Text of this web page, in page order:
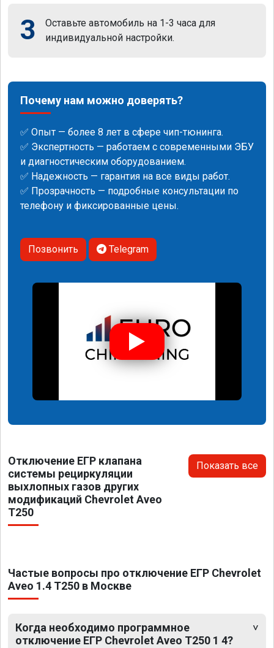
3
Оставьте автомобиль на 1-3 часа для
индивидуальной настройки.
Почему нам можно доверять?
✅ Опыт — более 8 лет в сфере чип-тюнинга.
✅ Экспертность — работаем с современными ЭБУ
и диагностическим оборудованием.
✅ Надежность — гарантия на все виды работ.
✅ Прозрачность — подробные консультации по
телефону и фиксированные цены.
Позвонить Telegram
Отключение ЕГР клапана
системы рециркуляции
выхлопных газов других
модификаций Chevrolet Aveo
T250
Показать все
Частые вопросы про отключение ЕГР Chevrolet
Aveo 1.4 T250 в Москве
Когда необходимо программное
отключение ЕГР Chevrolet Aveo T250 1 4?